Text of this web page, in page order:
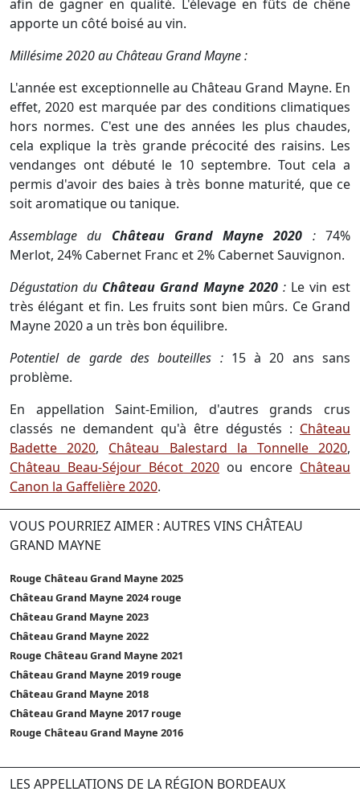
afin de gagner en qualité. L'élevage en fûts de chêne
apporte un côté boisé au vin.
Millésime 2020 au Château Grand Mayne :
L'année est exceptionnelle au Château Grand Mayne. En
effet, 2020 est marquée par des conditions climatiques
hors normes. C'est une des années les plus chaudes,
cela explique la très grande précocité des raisins. Les
vendanges ont débuté le 10 septembre. Tout cela a
permis d'avoir des baies à très bonne maturité, que ce
soit aromatique ou tanique.
Assemblage du Château Grand Mayne 2020 :74%
Merlot, 24% Cabernet Franc et 2% Cabernet Sauvignon.
Dégustation du Château Grand Mayne 2020 : Le vin est
très élégant et fin. Les fruits sont bien mûrs. Ce Grand
Mayne 2020 a un très bon équilibre.
Potentiel de garde des bouteilles : 15 à 20 ans sans
problème.
En appellation Saint-Emilion, d'autres grands crus
classés ne demandent qu'à être dégustés : Château
Badette 2020, Château Balestard la Tonnelle 2020,
Château Beau-Séjour Bécot 2020 ou encore Château
Canon la Gaffelière 2020.
VOUS POURRIEZ AIMER : AUTRES VINS CHÂTEAU
GRAND MAYNE
Rouge Château Grand Mayne 2025
Château Grand Mayne 2024 rouge
Château Grand Mayne 2023
Château Grand Mayne 2022
Rouge Château Grand Mayne 2021
Château Grand Mayne 2019 rouge
Château Grand Mayne 2018
Château Grand Mayne 2017 rouge
Rouge Château Grand Mayne 2016
LES APPELLATIONS DE LA RÉGION BORDEAUX